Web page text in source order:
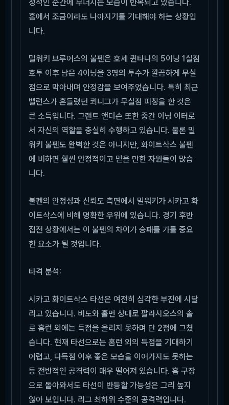
정적인 순간에 무너지는 모습이 반복되고 있습니다.
홈에서 조금이라도 나아지기를 기대해야 하는 상황입
니다.
밀워키 브루어스의 불펜은 호세 퀸타나의 5이닝 1실점
호투 이후 남은 4이닝을 3명의 투수가 깔끔하게 무실
점으로 막아내며 안정감을 보여주었습니다. 특히 최근
밸런스가 흔들렸던 쾨니그가 무실점 피칭을 한 것은
큰 소득입니다. 그랜트 앤더슨 또한 중간 이닝 이터로
서 자신의 역할을 충실히 수행하고 있습니다. 물론 밀
워키 불펜도 완벽한 것은 아니지만, 화이트삭스 불펜
에 비하면 훨씬 안정적이고 믿을 만한 자원들이 많습
니다.
불펜의 안정성과 신뢰도 측면에서 밀워키가 시카고 화
이트삭스에 비해 명확한 우위에 있습니다. 경기 후반
접전 상황에서는 이 불펜의 차이가 승패를 가를 중요
한 요소가 될 것입니다.
타격 분석:
시카고 화이트삭스 타선은 여전히 심각한 부진에 시달
리고 있습니다. 비도와 홀먼 상대로 팔라시오스의 솔
로 홈런 외에는 득점을 올리지 못하며 단 2점에 그쳤
습니다. 현재 타선으로는 홈런 외의 득점을 기대하기
어렵고, 다득점 이후 좋은 모습을 이어가지도 못하는
등 전반적인 공격력이 매우 떨어져 있습니다. 홈 구장
으로 돌아와서도 타선이 반등할 가능성은 그리 높지
않아 보입니다. 리그 최하위 수준의 공격력입니다.